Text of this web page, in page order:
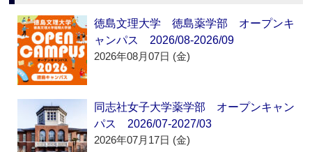
徳島文理大学 徳島薬学部 オープンキ
ャンパス 2026/08-2026/09
2026年08月07日 (金)
同志社女子大学薬学部 オープンキャン
パス 2026/07-2027/03
2026年07月17日 (金)